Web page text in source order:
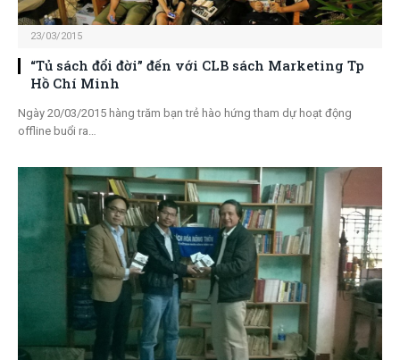
23/03/2015
“Tủ sách đổi đời” đến với CLB sách Marketing Tp
Hồ Chí Minh
Ngày 20/03/2015 hàng trăm bạn trẻ hào hứng tham dự hoạt động
offline buổi ra…